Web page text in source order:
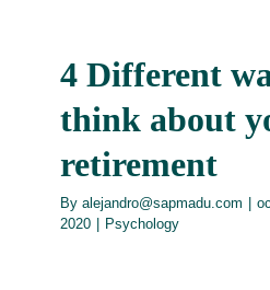
Contacto
4 Different
think about
retirement
By alejandro@sapmadu.com
2020
Psychology